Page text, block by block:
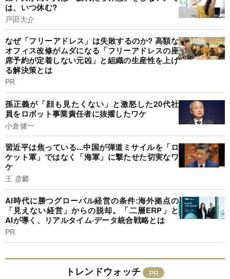
は、いつ休む?
戸田大介
なぜ「フリーアドレス」は失敗するのか? 高額な
オフィス改修がムダになる「フリーアドレスの座
席予約が定着しない元凶」と組織の生産性を上げ
る解決策とは
PR
孫正義が「顔も見たくない」と激怒した20代社
員をロボット事業責任者に抜擢したワケ
小倉健一
習近平は焦っている...中国が弾道ミサイルを「ロ
ケット軍」ではなく「海軍」に撃たせた切実なワ
ケ
王 彦麟
AI時代に勝つグローバル経営の条件:海外拠点の
「見えない経営」からの脱却。「二層ERP」と
AIが導く、リアルタイム·データ統合戦略とは
PR
トレンドウォッチ